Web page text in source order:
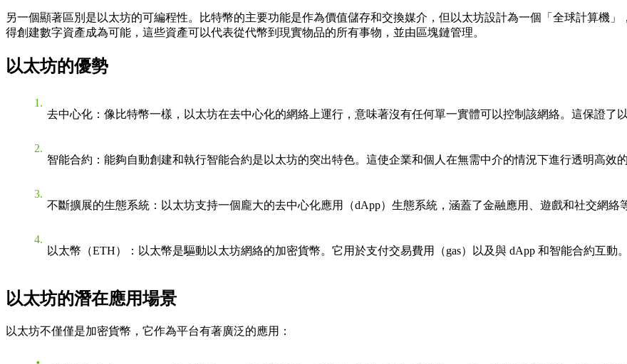
另一個顯著區別是以太坊的可編程性。比特幣的主要功能是作為價值儲存和交換媒介，但以太坊設計為一個「全球計算機
得創建數字資產成為可能，這些資產可以代表從代幣到現實物品的所有事物，並由區塊鏈管理。
以太坊的優勢
去中心化 ：像比特幣一樣，以太坊在去中心化的網絡上運行，意味著沒有任何單一實體可以控制該網絡。這保證了
智能合約 ：能夠自動創建和執行智能合約是以太坊的突出特色。這使企業和個人在無需中介的情況下進行透明高效的
不斷擴展的生態系統 ：以太坊支持一個龐大的去中心化應用（dApp）生態系統，涵蓋了金融應用、遊戲和社交網
以太幣（ETH） ：以太幣是驅動以太坊網絡的加密貨幣。它用於支付交易費用（gas）以及與 dApp 和智能合約互動。
以太坊的潛在應用場景
以太坊不僅僅是加密貨幣，它作為平台有著廣泛的應用：